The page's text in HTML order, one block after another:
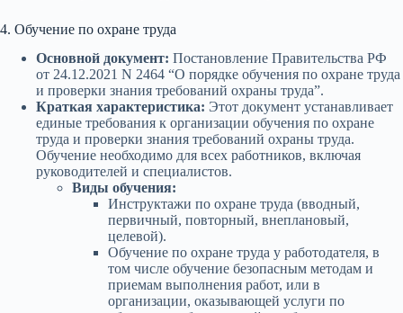
4. Обучение по охране труда
Основной документ: Постановление Правительства РФ
от 24.12.2021 N 2464 “О порядке обучения по охране труда
и проверки знания требований охраны труда”.
Краткая характеристика: Этот документ устанавливает
единые требования к организации обучения по охране
труда и проверки знания требований охраны труда.
Обучение необходимо для всех работников, включая
руководителей и специалистов.
Виды обучения:
Инструктажи по охране труда (вводный,
первичный, повторный, внеплановый,
целевой).
Обучение по охране труда у работодателя, в
том числе обучение безопасным методам и
приемам выполнения работ, или в
организации, оказывающей услуги по